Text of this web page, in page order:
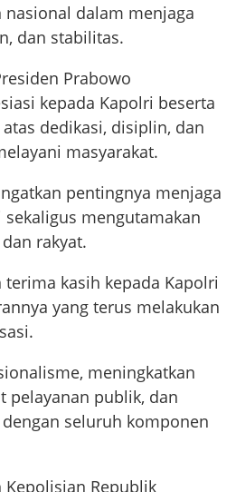
dalam menjaga
dan stabilitas.
Prabowo
kepada Kapolri beserta
dedikasi, disiplin, dan
masyarakat.
pentingnya menjaga
mengutamakan
rakyat.
terima kasih kepada Kapolri
yang terus melakukan
meningkatkan
pelayanan publik, dan
seluruh komponen
Kepolisian Republik